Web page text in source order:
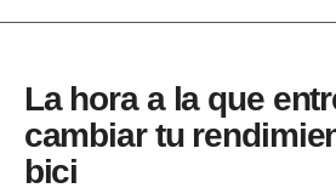
La hora a la que
cambiar tu
bici